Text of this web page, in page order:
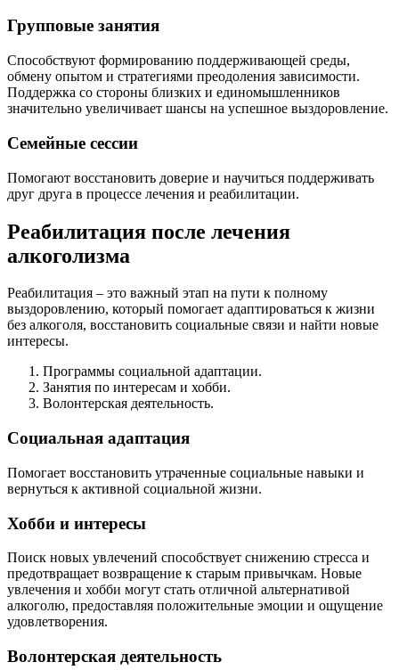
Групповые занятия
Способствуют формированию поддерживающей среды,
обмену опытом и стратегиями преодоления зависимости.
Поддержка со стороны близких и единомышленников
значительно увеличивает шансы на успешное выздоровление.
Семейные сессии
Помогают восстановить доверие и научиться поддерживать
друг друга в процессе лечения и реабилитации.
Реабилитация после лечения
алкоголизма
Реабилитация – это важный этап на пути к полному
выздоровлению, который помогает адаптироваться к жизни
без алкоголя, восстановить социальные связи и найти новые
интересы.
Программы социальной адаптации.
Занятия по интересам и хобби.
Волонтерская деятельность.
Социальная адаптация
Помогает восстановить утраченные социальные навыки и
вернуться к активной социальной жизни.
Хобби и интересы
Поиск новых увлечений способствует снижению стресса и
предотвращает возвращение к старым привычкам. Новые
увлечения и хобби могут стать отличной альтернативой
алкоголю, предоставляя положительные эмоции и ощущение
удовлетворения.
Волонтерская деятельность